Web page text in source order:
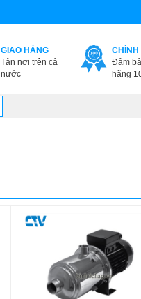
GIAO HÀNG
Tận nơi trên cả
nước
CHÍNH
Đảm
hãng